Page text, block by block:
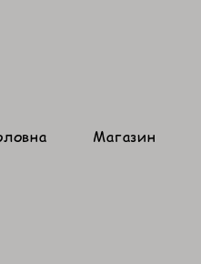
Магазин